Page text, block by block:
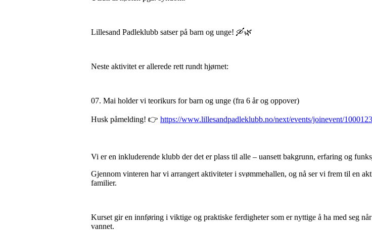
Lillesand Padleklubb satser på barn og unge! 🛶🌿
Neste aktivitet er allerede rett rundt hjørnet:
07. Mai holder vi teorikurs for barn og unge (fra 6 år og oppover)
Husk påmelding! 👉 https://www.lillesandpadleklubb.no/next/events/joinevent/
Vi er en inkluderende klubb der det er plass til alle – uansett bakgrunn, erfaring og
Gjennom vinteren har vi arrangert aktiviteter i svømmehallen, og nå ser vi frem til en
familier.
Kurset gir en innføring i viktige og praktiske ferdigheter som er nyttige å ha med seg
vannet.